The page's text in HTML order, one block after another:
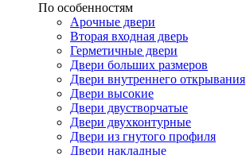
По особенностям
Арочные двери
Вторая входная дверь
Герметичные двери
Двери больших размеров
Двери внутреннего открывания
Двери высокие
Двери двустворчатые
Двери двухконтурные
Двери из гнутого профиля
Двери накладные